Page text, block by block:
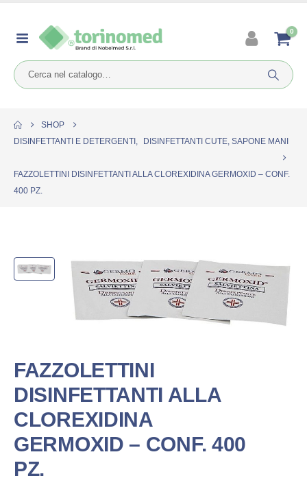
0
SHOP
DISINFETTANTI E DETERGENTI , DISINFETTANTI CUTE, SAPONE MANI
FAZZOLETTINI DISINFETTANTI ALLA CLOREXIDINA GERMOXID – CONF.
400 PZ.
FAZZOLETTINI
DISINFETTANTI ALLA
CLOREXIDINA
GERMOXID – CONF. 400
PZ.